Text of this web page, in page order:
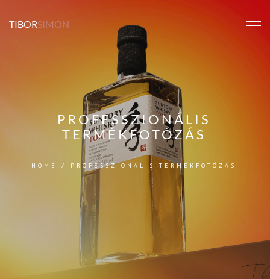
TIBORSIMON
PROFESSZIONÁLIS
TERMÉKFOTÓZÁS
HOME / PROFESSZIONÁLIS TERMÉKFOTÓZÁS